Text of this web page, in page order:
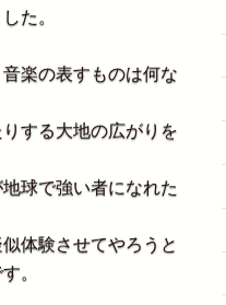
た。
楽の表すものは何な
する大地の広がりを
球で強い者になれた
体験させてやろうと
。